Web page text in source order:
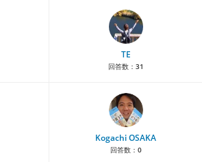
TE
回答数： 31
Kogachi OSAKA
回答数： 0